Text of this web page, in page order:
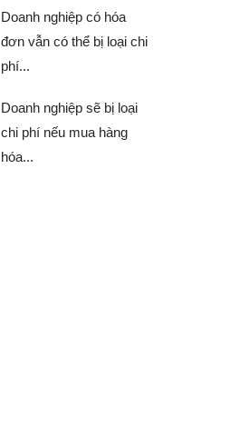
Doanh nghiệp có hóa
đơn vẫn có thể bị loại chi
phí...
Doanh nghiệp sẽ bị loại
chi phí nếu mua hàng
hóa...